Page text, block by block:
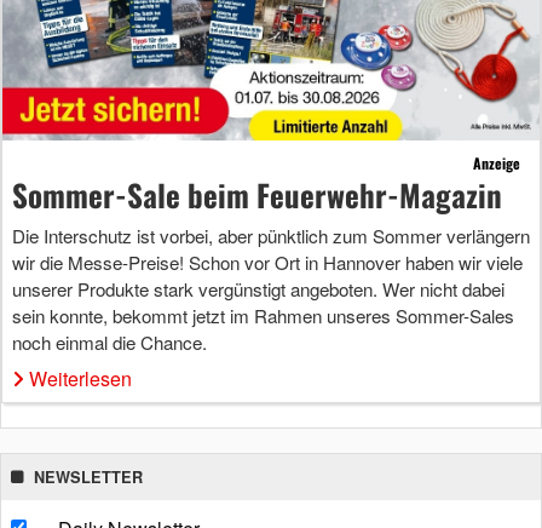
Anzeige
Sommer-Sale beim Feuerwehr-Magazin
Die Interschutz ist vorbei, aber pünktlich zum Sommer verlängern
wir die Messe-Preise! Schon vor Ort in Hannover haben wir viele
unserer Produkte stark vergünstigt angeboten. Wer nicht dabei
sein konnte, bekommt jetzt im Rahmen unseres Sommer-Sales
noch einmal die Chance.
Weiterlesen
NEWSLETTER